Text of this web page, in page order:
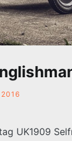
UK1909